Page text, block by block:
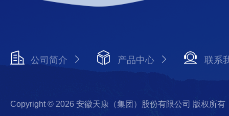
公司简介 产品中心 联系
Copyright © 2026 安徽天康（集团）股份有限公司 版权所有